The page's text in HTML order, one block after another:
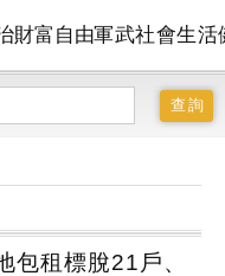
財富自由軍武社會生活
包租標脫21戶、